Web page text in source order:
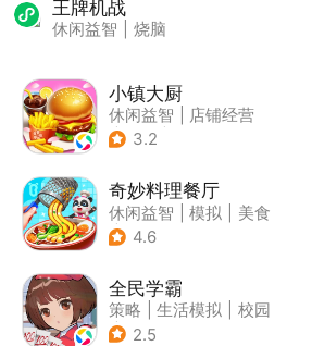
王牌机战
休闲益智 烧脑
小镇大厨
休闲益智
店铺经营
| 美食
3.2
奇妙料理餐厅
休闲益智 模拟
美食
| 宝宝巴士
4.6
全民学霸
策略 生活模拟
校园
| Q版
2.5